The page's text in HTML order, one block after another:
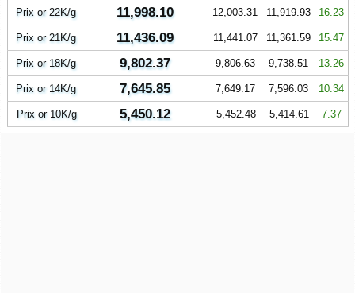
Prix or 22K/g 11,998.10 12,003.31 11,919.93 16.23
Prix or 21K/g 11,436.09 11,441.07 11,361.59 15.47
Prix or 18K/g 9,802.37 9,806.63 9,738.51 13.26
Prix or 14K/g 7,645.85 7,649.17 7,596.03 10.34
Prix or 10K/g 5,450.12 5,452.48 5,414.61 7.37